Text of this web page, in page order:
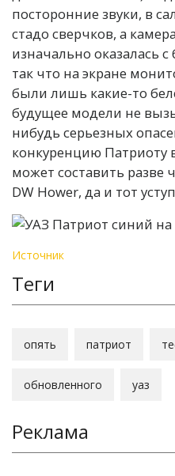
посторонние звуки, в
стадо сверчков, а
изначально оказалась
так что на экране
были лишь какие-то
будущее модели не
нибудь серьезных
конкуренцию Патриоту
может составить разве
DW Hower, да и тот
Источник
Теги
опять патриот
обновленного уаз
Реклама